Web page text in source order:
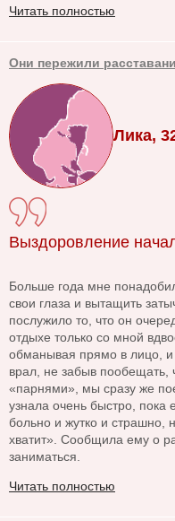
Читать полностью
Они пережили
Лика,
Выздоровление
Больше года мне
свои глаза и вытащить
послужило то, что он
отдыхе только со мной
обманывая прямо в лицо,
врал, не забыв пообещать,
«парнями», мы сразу же
узнала очень быстро,
больно и жутко и страшно,
хватит». Сообщила ему о
заниматься.
Читать полностью